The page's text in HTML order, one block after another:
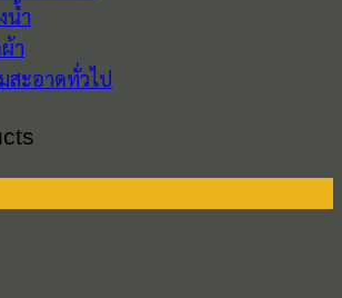
น้ำ
า
สะอาดทั่วไป